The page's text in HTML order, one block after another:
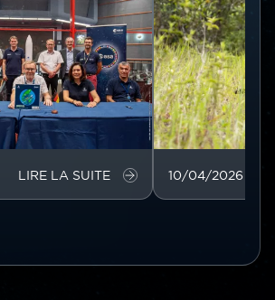
LIRE LA SUITE 10/04/2026